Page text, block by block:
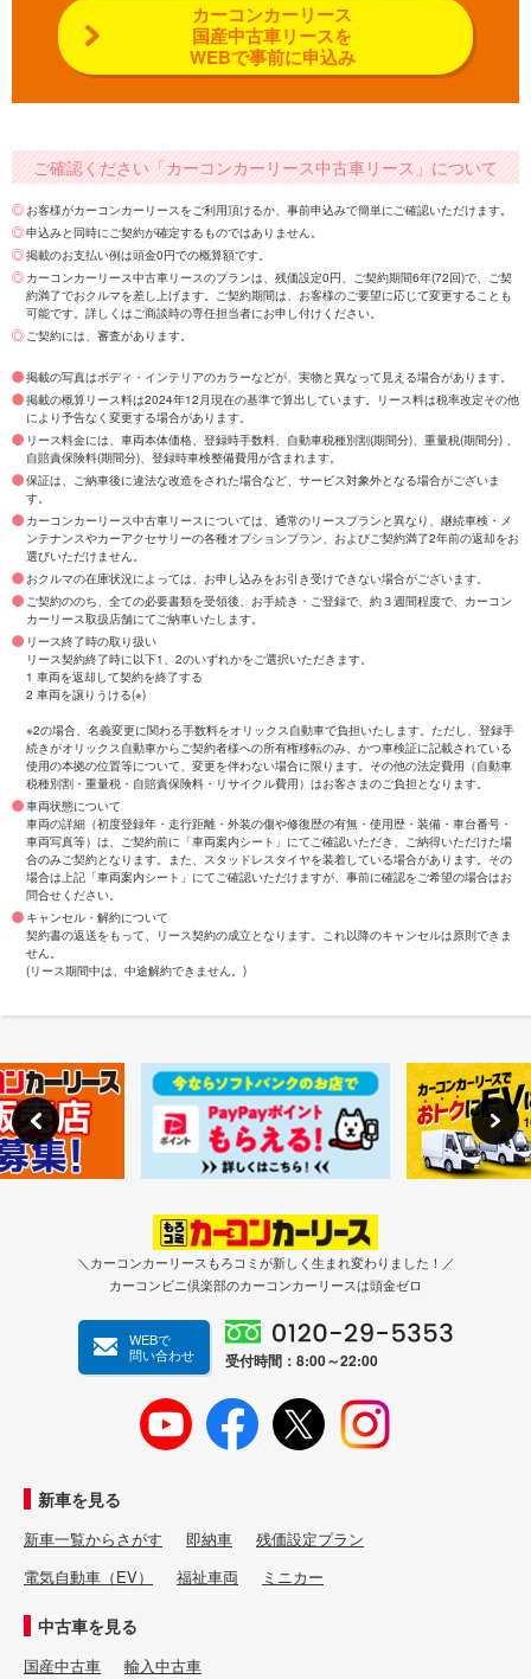
カーコンカーリース
国産中古車リースを
WEBで事前に申込み
ご確認ください「カーコンカーリース中古車リース」について
お客様がカーコンカーリースをご利用頂けるか、事前申込みで簡単にご確認いただけます。
申込みと同時にご契約が確定するものではありません。
掲載のお支払い例は頭金0円での概算額です。
カーコンカーリース中古車リースのプランは、残価設定0円、ご契約期間6年(72回)で、ご契
約満了でおクルマを差し上げます。ご契約期間は、お客様のご要望に応じて変更することも
可能です。詳しくはご商談時の専任担当者にお申し付けください。
ご契約には、審査があります。
掲載の写真はボディ・インテリアのカラーなどが、実物と異なって見える場合があります。
掲載の概算リース料は2024年12月現在の基準で算出しています。リース料は税率改定その他
により予告なく変更する場合があります。
リース料金には、車両本体価格、登録時手数料、自動車税種別割(期間分)、重量税(期間分) 、
自賠責保険料(期間分)、登録時車検整備費用が含まれます。
保証は、ご納車後に違法な改造をされた場合など、サービス対象外となる場合がございま
す。
カーコンカーリース中古車リースについては、通常のリースプランと異なり、継続車検・メ
ンテナンスやカーアクセサリーの各種オプションプラン、およびご契約満了2年前の返却をお
選びいただけません。
おクルマの在庫状況によっては、お申し込みをお引き受けできない場合がございます。
ご契約ののち、全ての必要書類を受領後、お手続き・ご登録で、約３週間程度で、カーコン
カーリース取扱店舗にてご納車いたします。
リース終了時の取り扱い
リース契約終了時に以下1、2のいずれかをご選択いただきます。
1 車両を返却して契約を終了する
2 車両を譲りうける(※)
※2の場合、名義変更に関わる手数料をオリックス自動車で負担いたします。ただし、登録手
続きがオリックス自動車からご契約者様への所有権移転のみ、かつ車検証に記載されている
使用の本拠の位置等について、変更を伴わない場合に限ります。その他の法定費用（自動車
税種別割・重量税・自賠責保険料・リサイクル費用）はお客さまのご負担となります。
車両状態について
車両の詳細（初度登録年・走行距離・外装の傷や修復歴の有無・使用歴・装備・車台番号・
車両写真等）は、ご契約前に「車両案内シート」にてご確認いただき、ご納得いただけた場
合のみご契約となります。また、スタッドレスタイヤを装着している場合があります。その
場合は上記「車両案内シート」にてご確認いただけますが、事前に確認をご希望の場合はお
問合せください。
キャンセル・解約について
契約書の返送をもって、リース契約の成立となります。これ以降のキャンセルは原則できま
せん。
(リース期間中は、中途解約できません。)
＼カーコンカーリースもろコミが新しく生まれ変わりました！／
カーコンビニ倶楽部のカーコンカーリースは頭金ゼロ
WEBで
問い合わせ
受付時間：8:00～22:00
新車を見る
新車一覧からさがす 即納車
残価設定プラン
電気自動車（EV）
福祉車両 ミニカー
中古車を見る
国産中古車 輸入中古車